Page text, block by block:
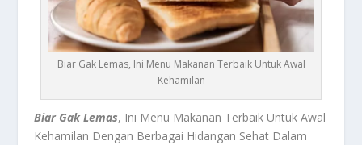
Biar Gak Lemas, Ini Menu Makanan Terbaik Untuk Awal
Kehamilan
Biar Gak Lemas, Ini Menu Makanan Terbaik Untuk Awal
Kehamilan Dengan Berbagai Hidangan Sehat Dalam